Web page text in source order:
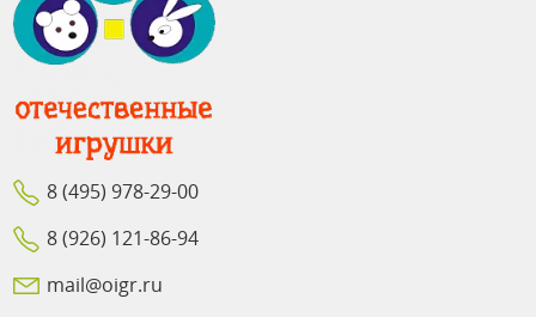
8 (495) 978-29-00
8 (926) 121-86-94
mail@oigr.ru